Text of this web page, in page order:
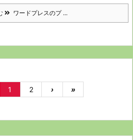
ワードプレスのプ ...
1 2 › »